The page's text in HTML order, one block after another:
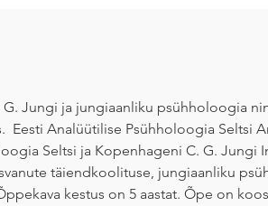
Jungi ja jungiaanliku psühholoogia
Eesti Analüütilise Psühholoogia Seltsi
Seltsi ja Kopenhageni C. G. Jungi
täiendkoolituse, jungiaanliku
kestus on 5 aastat. Õpe on